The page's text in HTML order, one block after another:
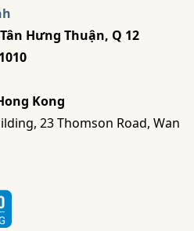
Hưng Thuận, Q 12
Kong
23 Thomson Road, Wan